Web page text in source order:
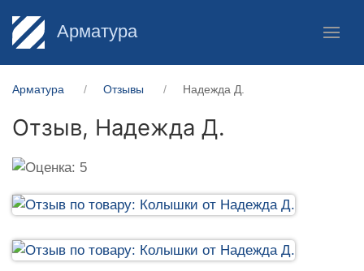
Арматура
Арматура Отзывы Надежда Д.
Отзыв, Надежда Д.